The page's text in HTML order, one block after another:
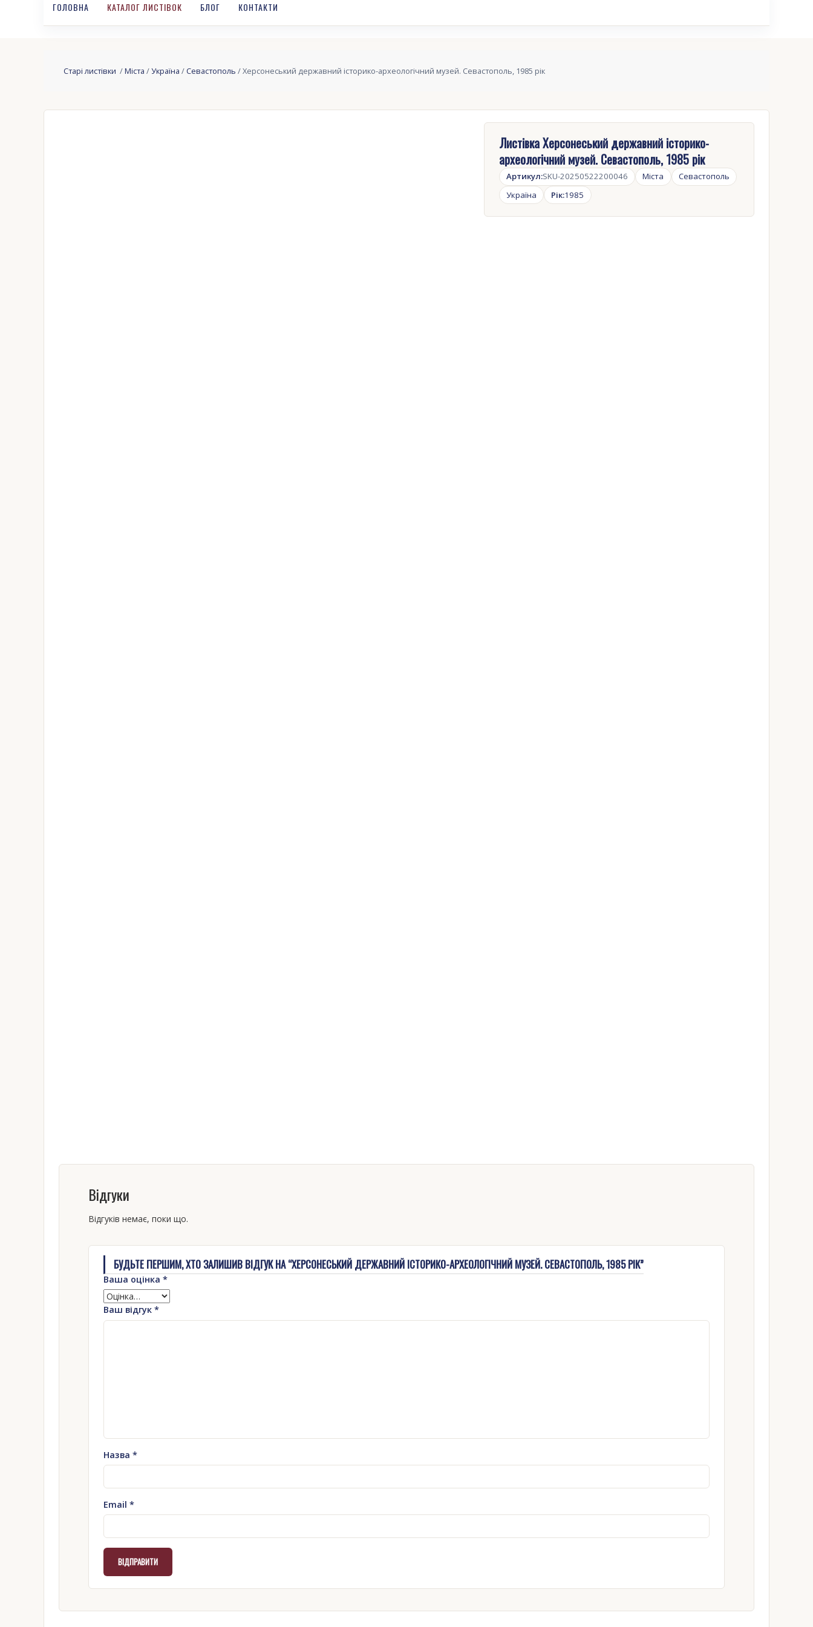
ГОЛОВНА КАТАЛОГ ЛИСТІВОК БЛОГ КОНТАКТИ
Старі листівки /Міста /Україна /Севастополь / Херсонеський державний історико-археологічний музей. Севастополь, 1985 рік
Листівка Херсонеський державний історико-
археологічний музей. Севастополь, 1985 рік
Артикул:SKU-20250522200046 Міста
Севастополь
Україна
Рік:1985
Відгуки
Відгуків немає, поки що.
БУДЬТЕ ПЕРШИМ, ХТО ЗАЛИШИВ ВІДГУК НА “ХЕРСОНЕСЬКИЙ ДЕРЖАВНИЙ ІСТОРИКО-АРХЕОЛОГІЧНИЙ МУЗЕЙ. СЕВАСТОПОЛЬ, 1985 РІК”
Ваша оцінка *
Ваш відгук *
Назва *
Email *